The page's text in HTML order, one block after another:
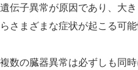
遺伝子異常が原因であり、大
らさまざまな症状が起こる可能
複数の臓器異常は必ずしも同